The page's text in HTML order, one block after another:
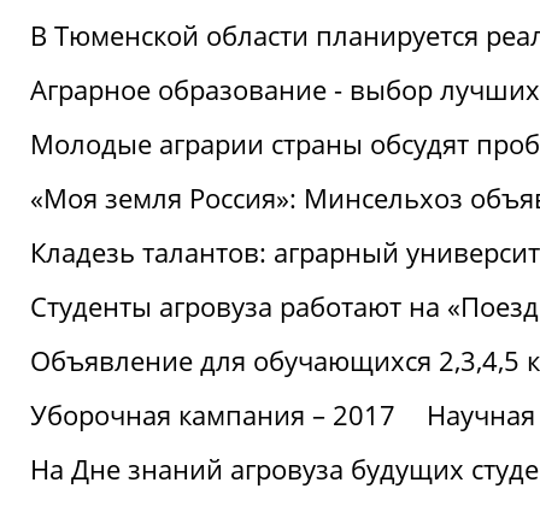
В Тюменской области планируется
Аграрное образование - выбор лучших
Молодые аграрии страны обсудят
«Моя земля Россия»: Минсельхоз
Кладезь талантов: аграрный
Студенты агровуза работают на
Объявление для обучающихся 2,3,4,5
Уборочная кампания – 2017
На Дне знаний агровуза будущих